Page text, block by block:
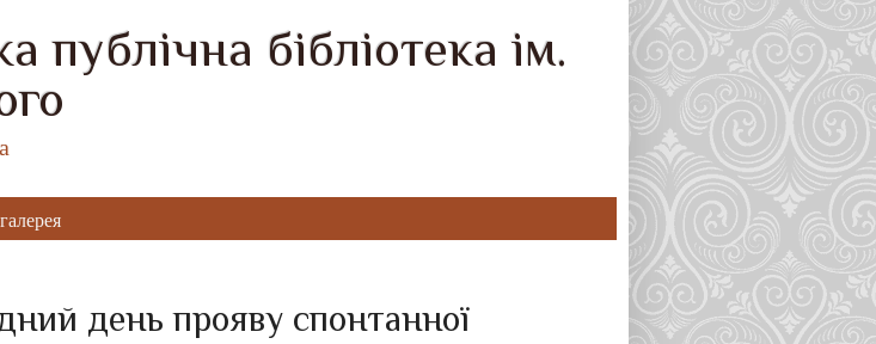
публічна бібліотека ім.
день прояву спонтанної